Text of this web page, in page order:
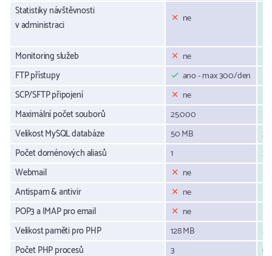
Statistiky návštěvnosti
v administraci
ne
Monitoring služeb
ne
FTP přístupy
ano - max 300/den
SCP/SFTP připojení
ne
Maximální počet souborů
25.000
Velikost MySQL databáze
50 MB
Počet doménových aliasů
1
2
Webmail
ne
Antispam & antivir
ne
POP3 a IMAP pro email
ne
Velikost paměti pro PHP
128 MB
Počet PHP procesů
3
6